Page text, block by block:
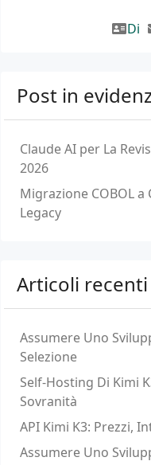
Di
Post in
Claude AI per La
2026
Migrazione COBOL a
Legacy
Articoli recenti
Assumere Uno
Selezione
Self-Hosting Di Kimi
Sovranità
API Kimi K3: Prezzi,
Assumere Uno